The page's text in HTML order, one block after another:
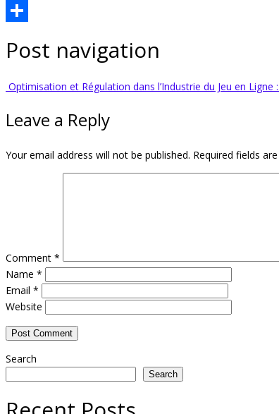
Email
Post navigation
Optimisation et Régulation dans l’Industrie du Jeu en Ligne
Leave a Reply
Your email address will not be published. Required fields
Comment *
Name *
Email *
Website
Search
Search